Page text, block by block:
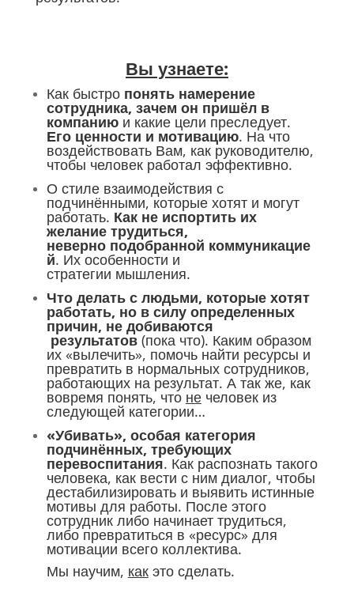
Вы узнаете:
Как быстро понять намерение
сотрудника, зачем он пришёл в
компаниюи какие цели преследует.
Его ценности и мотивацию. На что
воздействовать Вам, как руководителю,
чтобы человек работал эффективно.
О стиле взаимодействия с
подчинёнными, которые хотят и могут
работать. Как не испортить их
желание трудиться,
неверно подобранной коммуникацие
й. Их особенности и
стратегии мышления.
Что делать с людьми, которые хотят
работать, но в силу определенных
причин, не добиваются
результатов(пока что). Каким образом
их «вылечить», помочь найти ресурсы и
превратить в нормальных сотрудников,
работающих на результат. А так же, как
вовремя понять, что нечеловек из
следующей категории…
«Убивать», особая категория
подчинённых, требующих
перевоспитания. Как распознать такого
человека, как вести с ним диалог, чтобы
дестабилизировать и выявить истинные
мотивы для работы. После этого
сотрудник либо начинает трудиться,
либо превратиться в «ресурс» для
мотивации всего коллектива.
Мы научим, какэто сделать.